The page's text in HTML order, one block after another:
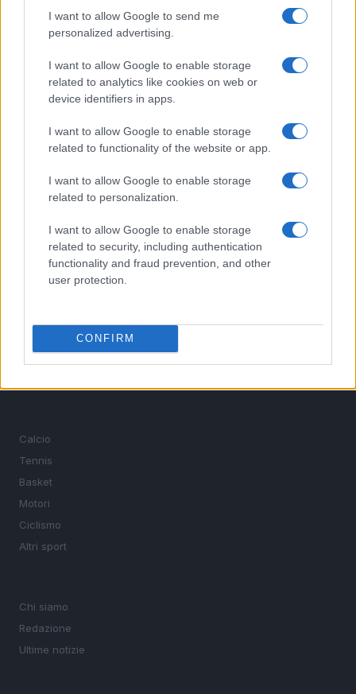
I want to allow Google to send me
personalized advertising.
I want to allow Google to enable storage
related to analytics like cookies on web or
device identifiers in apps.
I want to allow Google to enable storage
related to functionality of the website or app.
I want to allow Google to enable storage
related to personalization.
I want to allow Google to enable storage
related to security, including authentication
functionality and fraud prevention, and other
user protection.
CONFIRM
Scoperte carcasse di moto e motori in container
destinati al Senegal
Il Córdoba ha ottenuto il II Trofeo Puertas dopo aver
sconfitto il Rayo ai rigori.
Nuova Zelanda: ondata di freddo eccezionale porta
Sportmagazine: notizie, approfondimenti e classifiche su
calcio, basket, tennis, ciclismo, motori, Formula 1,
nazionali e internazionali, gli highlight delle partite, le
interviste ai protagonisti e i risultati in tempo reale di tutte
le discipline che fanno emozionare gli appassionati di
sport.
Calcio
Tennis
Basket
Motori
Ciclismo
Altri sport
Chi siamo
Redazione
Ultime notizie